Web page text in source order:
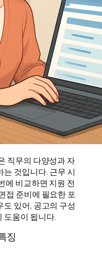
직무의 다양성과 자
것입니다. 근무 시
에 비교하면 지원 전
접 준비에 필요한 포
있어, 공고의 구성
도움이 됩니다.
징